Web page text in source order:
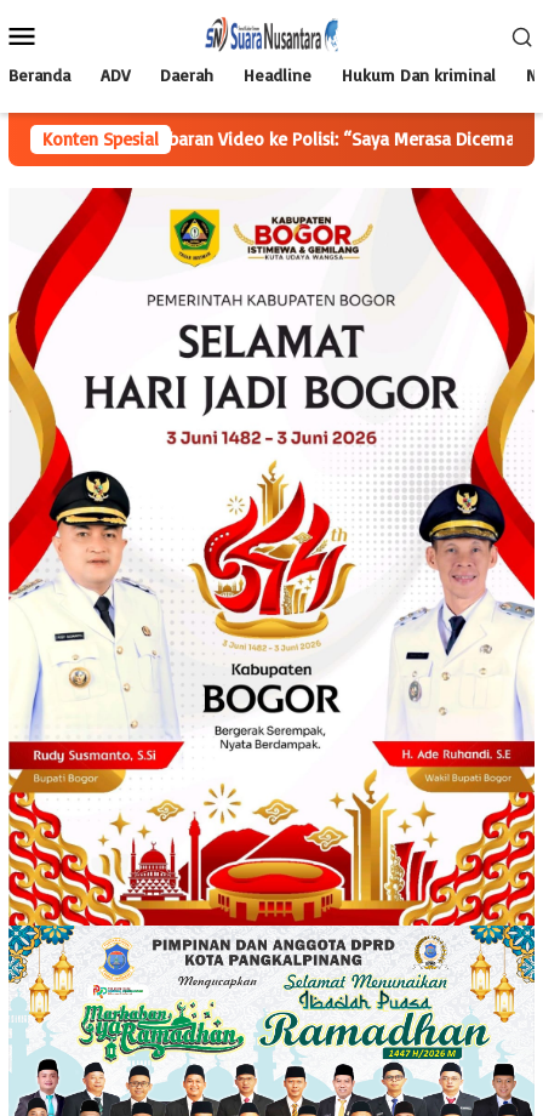
ke
Mobile
Beranda ADV Daerah Headline Hukum Dan kriminal
Konten SpesialVideo ke Polisi: “Saya Merasa Dicemarkan